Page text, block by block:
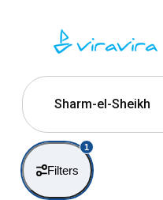
Sharm-el-Sheikh
Filters
1